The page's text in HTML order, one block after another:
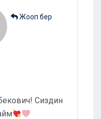
Сиздин
Жооп бер